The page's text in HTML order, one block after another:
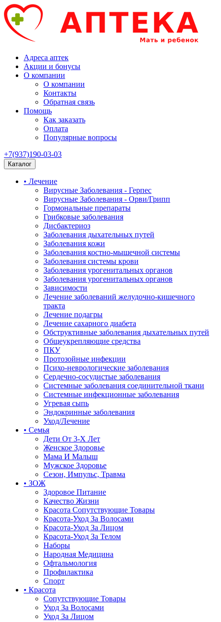
Адреса аптек
Акции и бонусы
О компании
О компании
Контакты
Обратная связь
Помощь
Как заказать
Оплата
Популярные вопросы
+7(937)190-03-03
Каталог
• Лечение
Вирусные Заболевания - Герпес
Вирусные Заболевания - Орви/Грипп
Гормональные препараты
Грибковые заболевания
Дисбактериоз
Заболевания дыхательных путей
Заболевания кожи
Заболевания костно-мышечной системы
Заболевания системы крови
Заболевания урогенитальных органов
Заболевания урогенитальных органов
Зависимости
Лечение заболеваний желудочно-кишечного
тракта
Лечение подагры
Лечение сахарного диабета
Обструктивные заболевания дыхательных путей
Общеукрепляющие средства
ПКУ
Протозойные инфекции
Психо-неврологические заболевания
Сердечно-сосудистые заболевания
Системные заболевания соединительной ткани
Системные инфекционные заболевания
Угревая сыпь
Эндокринные заболевания
Уход/Лечение
• Семья
Дети От 3-Х Лет
Женское Здоровье
Мама И Малыш
Мужское Здоровье
Сезон, Импульс, Травма
• ЗОЖ
Здоровое Питание
Качество Жизни
Красота Сопутствующие Товары
Красота-Уход За Волосами
Красота-Уход За Лицом
Красота-Уход За Телом
Наборы
Народная Медицина
Офтальмология
Профилактика
Спорт
• Красота
Сопутствующие Товары
Уход За Волосами
Уход За Лицом